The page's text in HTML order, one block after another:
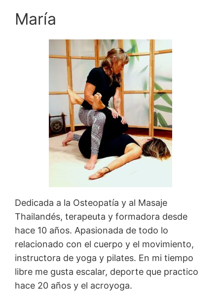
María
Dedicada a la Osteopatía y al Masaje
Thailandés, terapeuta y formadora desde
hace 10 años. Apasionada de todo lo
relacionado con el cuerpo y el movimiento,
instructora de yoga y pilates. En mi tiempo
libre me gusta escalar, deporte que practico
hace 20 años y el acroyoga.